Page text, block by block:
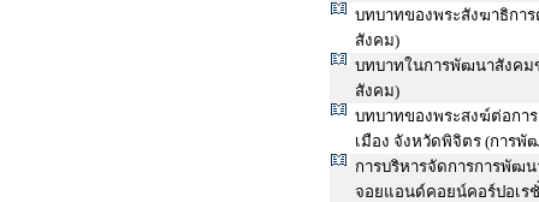
บทบาทของพระสังฆาธิกา
สังคม)
บทบาทในการพัฒนาสังคม
สังคม)
บทบาทของพระสงฆ์ต่อกา
เมือง จังหวัดพิจิตร (การพั
การบริหารจัดการการพัฒ
จอยแอนด์คอยน์คอร์ปอเร